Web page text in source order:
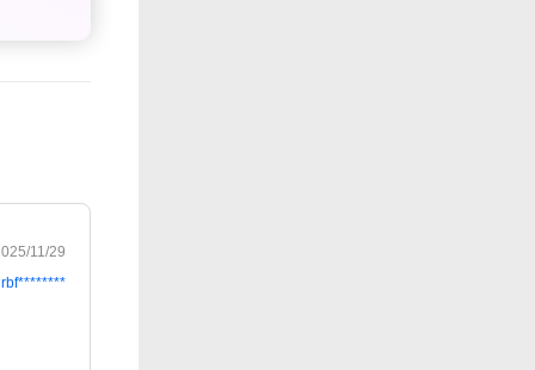
11/29
rbf********